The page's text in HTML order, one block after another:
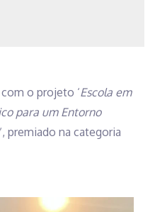
o projeto ‘Escola em
para um Entorno
‘, premiado na categoria